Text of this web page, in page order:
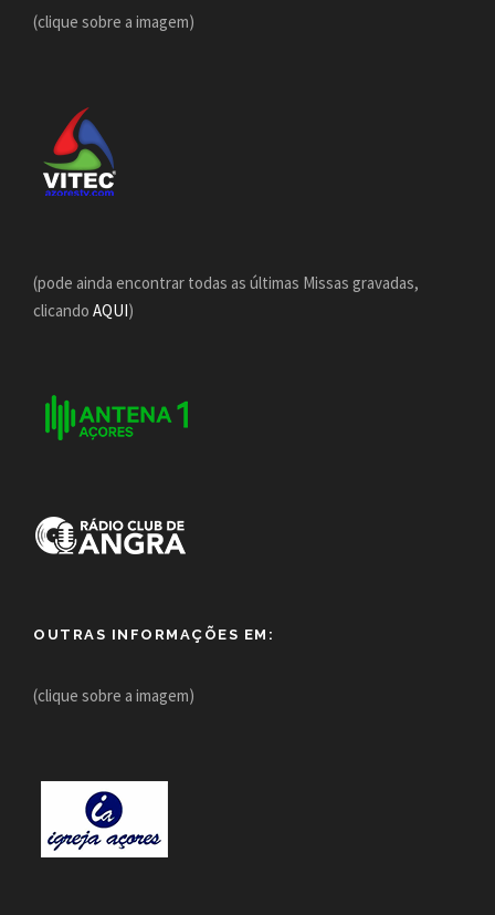
(clique sobre a imagem)
(pode ainda encontrar todas as últimas Missas gravadas,
clicando AQUI)
OUTRAS INFORMAÇÕES EM:
(clique sobre a imagem)